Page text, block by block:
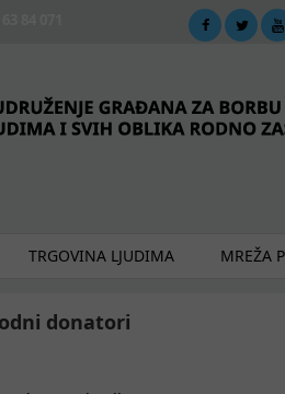
TRGOVINA LJUDIMA MREŽA
donatori